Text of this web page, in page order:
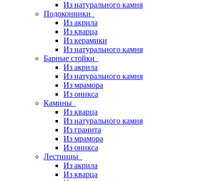
Из натурального камня
Подоконники
Из акрила
Из кварца
Из керамики
Из натурального камня
Барные стойки
Из акрила
Из натурального камня
Из мрамора
Из оникса
Камины
Из кварца
Из натурального камня
Из гранита
Из мрамора
Из оникса
Лестницы
Из акрила
Из кварца